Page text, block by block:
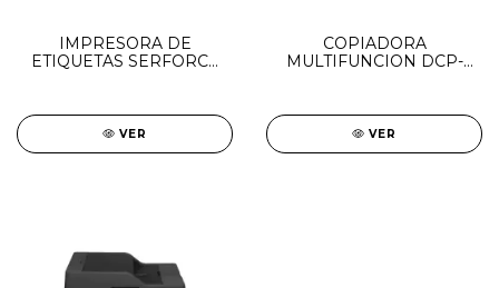
IMPRESORA DE
ETIQUETAS SERFORCE
VER
COPIADORA
MULTIFUNCION DCP-
VER